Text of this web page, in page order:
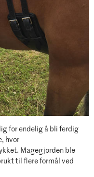
for endelig å bli ferdig
hvor
Magegjorden ble
til flere formål ved